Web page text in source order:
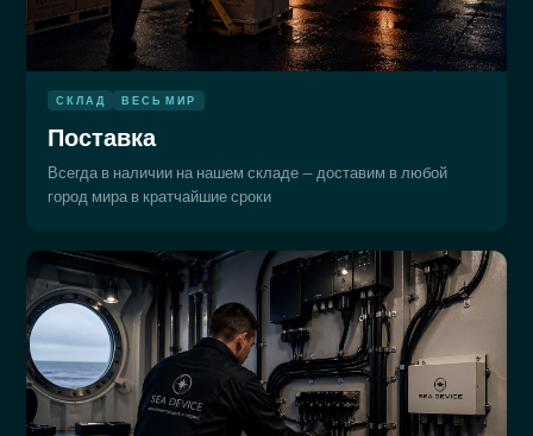
СКЛАД ВЕСЬ МИР
Поставка
Всегда в наличии на нашем складе — доставим в любой
город мира в кратчайшие сроки